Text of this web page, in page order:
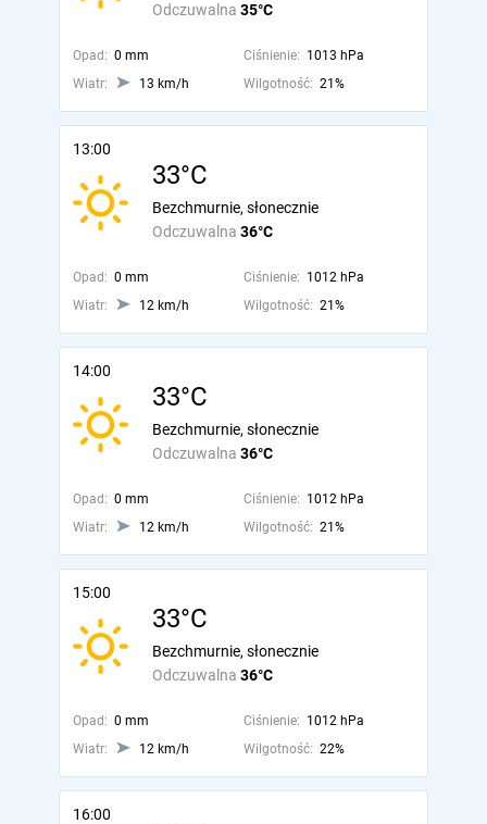
Odczuwalna 35°C
Opad: 0 mm Ciśnienie: 1013 hPa
Wiatr:
13 km/h Wilgotność: 21%
13:00
33°C
Odczuwalna 36°C
Bezchmurnie, słonecznie
Opad: 0 mm Ciśnienie: 1012 hPa
Wiatr:
12 km/h Wilgotność: 21%
14:00
33°C
Odczuwalna 36°C
Bezchmurnie, słonecznie
Opad: 0 mm Ciśnienie: 1012 hPa
Wiatr:
12 km/h Wilgotność: 21%
15:00
33°C
Odczuwalna 36°C
Bezchmurnie, słonecznie
Opad: 0 mm Ciśnienie: 1012 hPa
Wiatr:
12 km/h Wilgotność: 22%
16:00